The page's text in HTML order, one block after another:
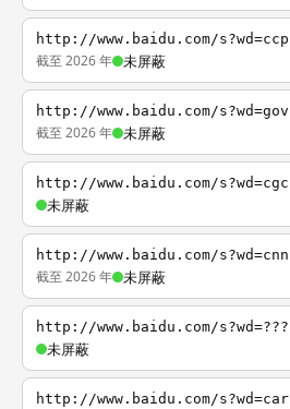
http://www.baidu.com/s?wd=ccp
截至 2026 年 未屏蔽
http://www.baidu.com/s?wd=gov
截至 2026 年 未屏蔽
http://www.baidu.com/s?wd=cgc
未屏蔽
http://www.baidu.com/s?wd=cnn
截至 2026 年 未屏蔽
http://www.baidu.com/s?wd=???
未屏蔽
http://www.baidu.com/s?wd=car